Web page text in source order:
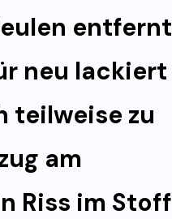
entfernt
neu lackiert
teilweise zu
am
Riss im Stoff